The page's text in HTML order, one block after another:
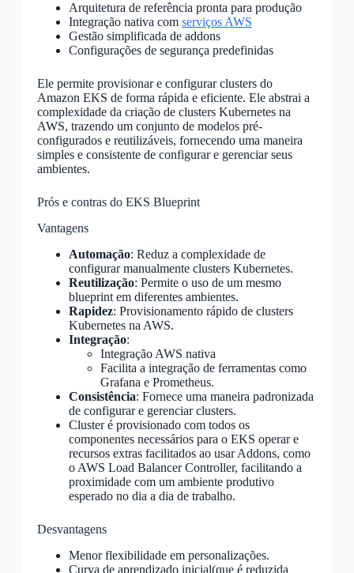
Arquitetura de referência pronta para produção
Integração nativa com serviços AWS
Gestão simplificada de addons
Configurações de segurança predefinidas
Ele permite provisionar e configurar clusters do
Amazon EKS de forma rápida e eficiente. Ele abstrai a
complexidade da criação de clusters Kubernetes na
AWS, trazendo um conjunto de modelos pré-
configurados e reutilizáveis, fornecendo uma maneira
simples e consistente de configurar e gerenciar seus
ambientes.
Prós e contras do EKS Blueprint
Vantagens
Automação: Reduz a complexidade de
configurar manualmente clusters Kubernetes.
Reutilização: Permite o uso de um mesmo
blueprint em diferentes ambientes.
Rapidez: Provisionamento rápido de clusters
Kubernetes na AWS.
Integração:
Integração AWS nativa
Facilita a integração de ferramentas como
Grafana e Prometheus.
Consistência: Fornece uma maneira padronizada
de configurar e gerenciar clusters.
Cluster é provisionado com todos os
componentes necessários para o EKS operar e
recursos extras facilitados ao usar Addons, como
o AWS Load Balancer Controller, facilitando a
proximidade com um ambiente produtivo
esperado no dia a dia de trabalho.
Desvantagens
Menor flexibilidade em personalizações.
Curva de aprendizado inicial(que é reduzida